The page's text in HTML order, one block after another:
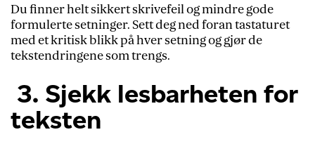
Du finner helt sikkert skrivefeil og mindre gode
formulerte setninger. Sett deg ned foran tastaturet
med et kritisk blikk på hver setning og gjør de
tekstendringene som trengs.
3. Sjekk lesbarheten for
teksten